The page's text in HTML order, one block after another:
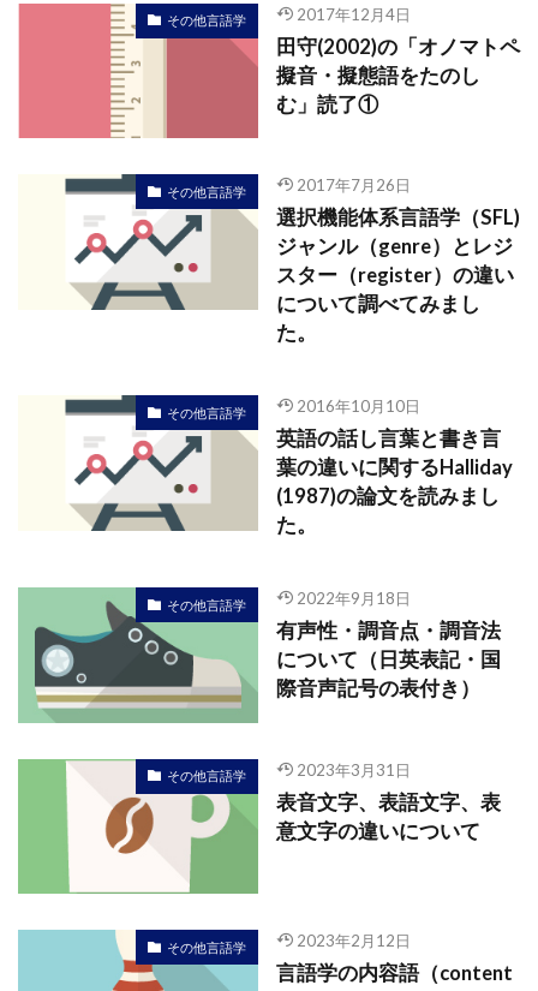
その他言語学 2017年12月4日
田守(2002)の「オノマトペ
擬音・擬態語をたのし
む」読了①
その他言語学 2017年7月26日
選択機能体系言語学（SFL)
ジャンル（genre）とレジ
スター（register）の違い
について調べてみまし
た。
その他言語学 2016年10月10日
英語の話し言葉と書き言
葉の違いに関するHalliday
(1987)の論文を読みまし
た。
その他言語学 2022年9月18日
有声性・調音点・調音法
について（日英表記・国
際音声記号の表付き）
その他言語学 2023年3月31日
表音文字、表語文字、表
意文字の違いについて
その他言語学 2023年2月12日
言語学の内容語（content